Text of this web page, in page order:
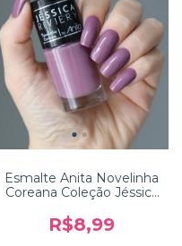
Esmalte Anita Novelinha
Coreana Coleção Jéssica
R$8,99